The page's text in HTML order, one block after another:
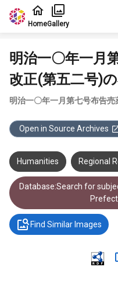
Jump to main content
HomeGallery
明治一〇年一月
改正(第五二号)
明治一〇年一月第七号布告
Open in Source Archives
Humanities Regional
Database:Search for
Find Similar Images